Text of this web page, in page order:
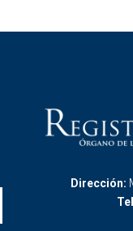
Dirección: